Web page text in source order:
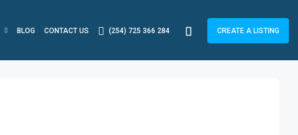
BLOG CONTACT US (254) 725 366 284 CREATE A LISTING